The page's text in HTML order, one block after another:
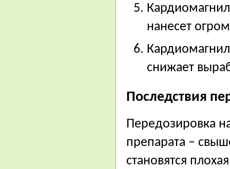
нанесет
снижает
Последствия
Передозировка
препарата –
становятся